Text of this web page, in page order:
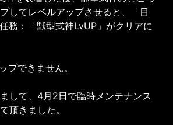
してレベルアップさせると、「目
務：「獣型式神LvUP」がクリアに
プできません。
して、4月2日で臨時メンテナンス
頂きました。